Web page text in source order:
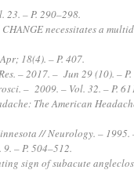
– P. 290–298.
necessitates a
18(4). – P. 407.
– 2017. – Jun 29 (10). –
– 2009. – Vol. 32. – P.
The American
// Neurology. –
– P. 504–512.
sign of subacute